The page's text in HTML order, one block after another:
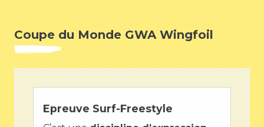
Coupe du Monde GWA Wingfoil
Epreuve Surf-Freestyle